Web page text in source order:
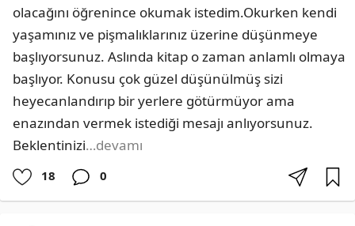
olacağını öğrenince okumak istedim.Okurken kendi
yaşamınız ve pişmalıklarınız üzerine düşünmeye
başlıyorsunuz. Aslında kitap o zaman anlamlı olmaya
başlıyor. Konusu çok güzel düşünülmüş sizi
heyecanlandırıp bir yerlere götürmüyor ama
enazından vermek istediği mesajı anlıyorsunuz.
Beklentinizi…devamı
18 0